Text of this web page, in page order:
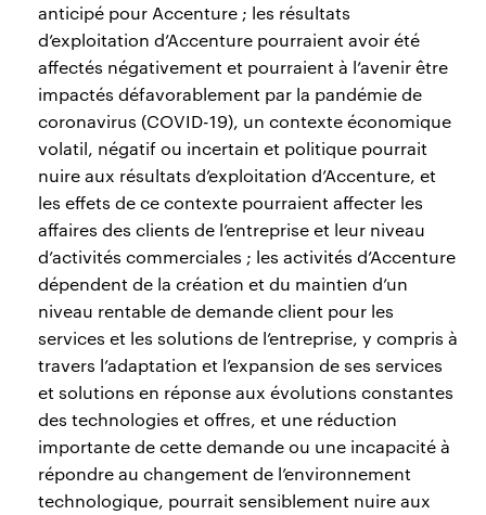
anticipé pour Accenture ; les résultats
d’exploitation d’Accenture pourraient avoir été
affectés négativement et pourraient à l’avenir être
impactés défavorablement par la pandémie de
coronavirus (COVID-19), un contexte économique
volatil, négatif ou incertain et politique pourrait
nuire aux résultats d’exploitation d’Accenture, et
les effets de ce contexte pourraient affecter les
affaires des clients de l’entreprise et leur niveau
d’activités commerciales ; les activités d’Accenture
dépendent de la création et du maintien d’un
niveau rentable de demande client pour les
services et les solutions de l’entreprise, y compris à
travers l’adaptation et l’expansion de ses services
et solutions en réponse aux évolutions constantes
des technologies et offres, et une réduction
importante de cette demande ou une incapacité à
répondre au changement de l’environnement
technologique, pourrait sensiblement nuire aux